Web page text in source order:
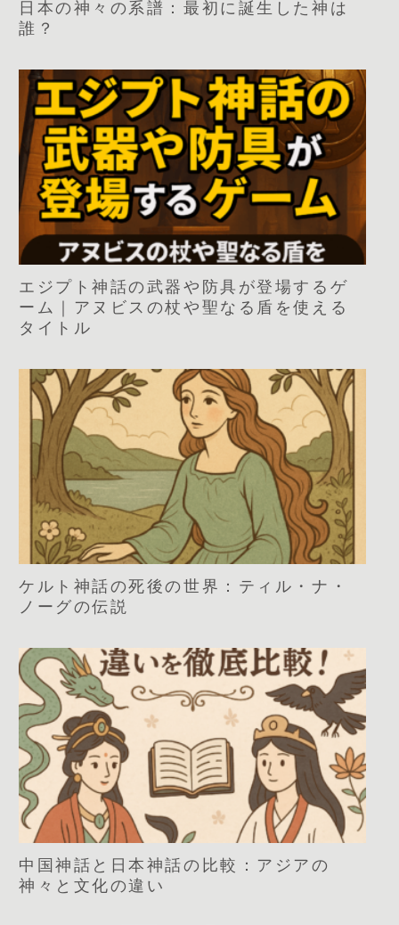
日本の神々の系譜：最初に誕生した神は
誰？
エジプト神話の武器や防具が登場するゲ
ーム｜アヌビスの杖や聖なる盾を使える
タイトル
ケルト神話の死後の世界：ティル・ナ・
ノーグの伝説
中国神話と日本神話の比較：アジアの
神々と文化の違い